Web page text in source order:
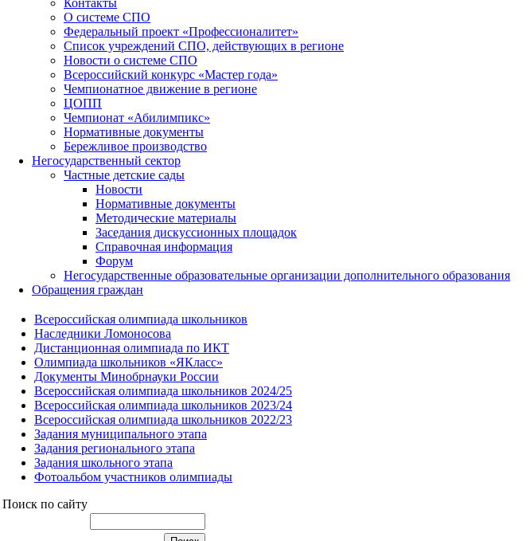
О системе СПО
Федеральный проект «Профессионалитет»
Список учреждений СПО, действующих в регионе
Новости о системе СПО
Всероссийский конкурс «Мастер года»
Чемпионатное движение в регионе
ЦОПП
Чемпионат «Абилимпикс»
Нормативные документы
Бережливое производство
Негосударственный сектор
Частные детские сады
Новости
Нормативные документы
Методические материалы
Заседания дискуссионных площадок
Справочная информация
Форум
Негосударственные образовательные организации дополнительного образования
Обращения граждан
Всероссийская олимпиада школьников
Наследники Ломоносова
Дистанционная олимпиада по ИКТ
Олимпиада школьников «ЯКласс»
Документы Минобрнауки России
Всероссийская олимпиада школьников 2024/25
Всероссийская олимпиада школьников 2023/24
Всероссийская олимпиада школьников 2022/23
Задания муниципального этапа
Задания регионального этапа
Задания школьного этапа
Фотоальбом участников олимпиады
Поиск по сайту